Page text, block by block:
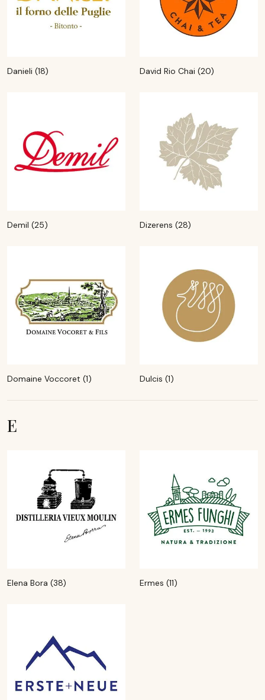
Danieli (18) David Rio Chai (20)
Demil (25) Dizerens (28)
Domaine Voccoret (1) Dulcis (1)
E
Elena Bora (38) Ermes (11)